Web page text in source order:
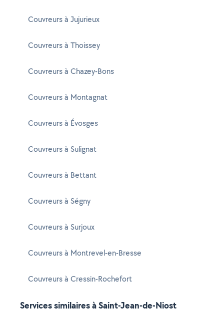
Couvreurs à Jujurieux
Couvreurs à Thoissey
Couvreurs à Chazey-Bons
Couvreurs à Montagnat
Couvreurs à Évosges
Couvreurs à Sulignat
Couvreurs à Bettant
Couvreurs à Ségny
Couvreurs à Surjoux
Couvreurs à Montrevel-en-Bresse
Couvreurs à Cressin-Rochefort
Services similaires à Saint-Jean-de-Niost